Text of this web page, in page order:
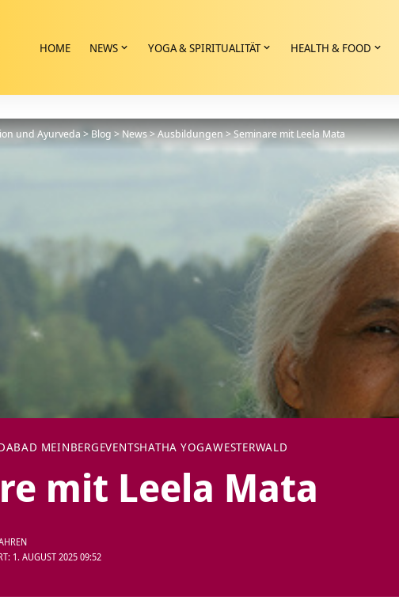
HOME NEWS YOGA & SPIRITUALITÄT HEALTH & FOOD
und Ayurveda >Blog >News>Ausbildungen>Seminare mit Leela Mata
BAD MEINBERGEVENTSHATHA YOGAWESTERWALD
mit Leela Mata
1. AUGUST 2025 09:52